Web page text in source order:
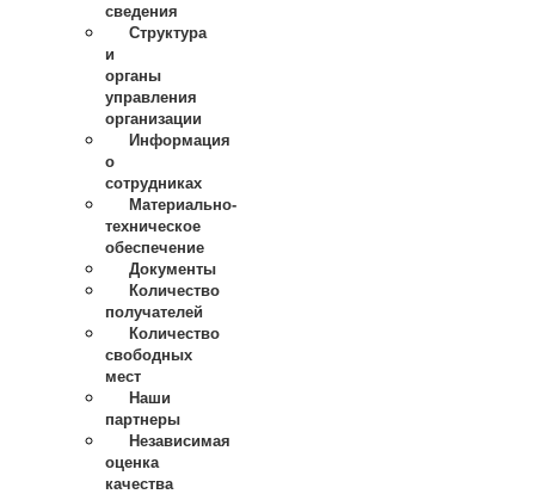
сведения
Структура
и
органы
управления
организации
Информация
о
сотрудниках
Материально-
техническое
обеспечение
Документы
Количество
получателей
Количество
свободных
мест
Наши
партнеры
Независимая
оценка
качества